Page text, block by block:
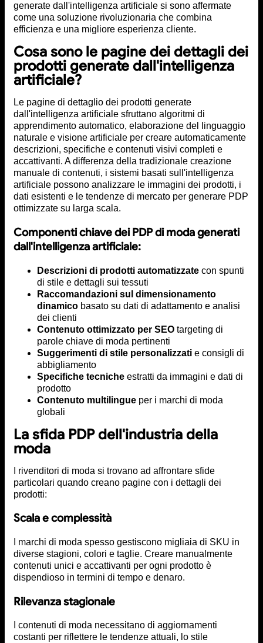
generate dall'intelligenza artificiale si sono affermate
come una soluzione rivoluzionaria che combina
efficienza e una migliore esperienza cliente.
Cosa sono le pagine dei dettagli dei
prodotti generate dall'intelligenza
artificiale?
Le pagine di dettaglio dei prodotti generate
dall'intelligenza artificiale sfruttano algoritmi di
apprendimento automatico, elaborazione del linguaggio
naturale e visione artificiale per creare automaticamente
descrizioni, specifiche e contenuti visivi completi e
accattivanti. A differenza della tradizionale creazione
manuale di contenuti, i sistemi basati sull'intelligenza
artificiale possono analizzare le immagini dei prodotti, i
dati esistenti e le tendenze di mercato per generare PDP
ottimizzate su larga scala.
Componenti chiave dei PDP di moda generati
dall'intelligenza artificiale:
Descrizioni di prodotti automatizzate con spunti
di stile e dettagli sui tessuti
Raccomandazioni sul dimensionamento
dinamico basato su dati di adattamento e analisi
dei clienti
Contenuto ottimizzato per SEO targeting di
parole chiave di moda pertinenti
Suggerimenti di stile personalizzati e consigli di
abbigliamento
Specifiche tecniche estratti da immagini e dati di
prodotto
Contenuto multilingue per i marchi di moda
globali
La sfida PDP dell'industria della
moda
I rivenditori di moda si trovano ad affrontare sfide
particolari quando creano pagine con i dettagli dei
prodotti:
Scala e complessità
I marchi di moda spesso gestiscono migliaia di SKU in
diverse stagioni, colori e taglie. Creare manualmente
contenuti unici e accattivanti per ogni prodotto è
dispendioso in termini di tempo e denaro.
Rilevanza stagionale
I contenuti di moda necessitano di aggiornamenti
costanti per riflettere le tendenze attuali, lo stile